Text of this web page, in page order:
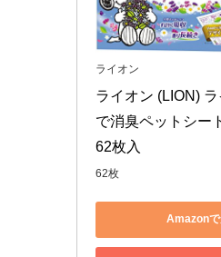
ライオン
ライオン (LION)
で消臭ペットシー
62枚入
62枚
Amazonで